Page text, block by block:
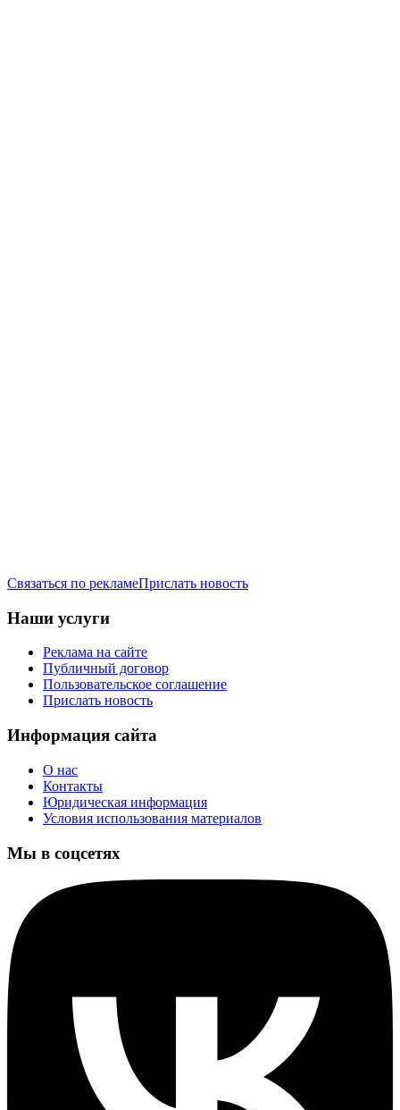
Связаться по рекламеПрислать новость
Наши услуги
Реклама на сайте
Публичный договор
Пользовательское соглашение
Прислать новость
Информация сайта
О нас
Контакты
Юридическая информация
Условия использования материалов
Мы в соцсетях